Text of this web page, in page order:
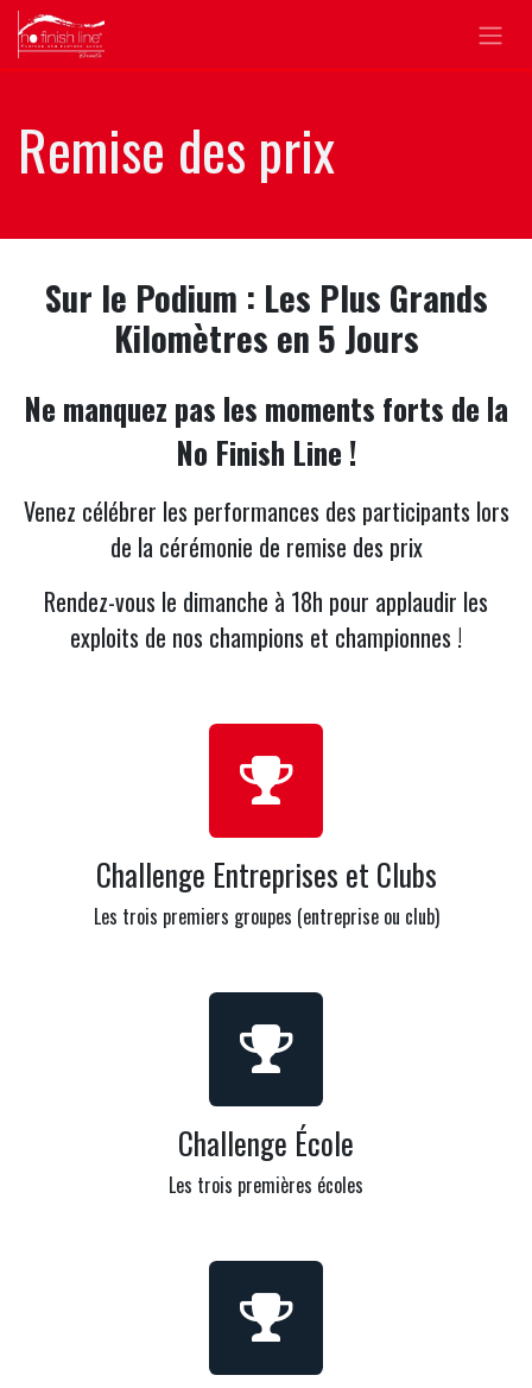
Se rendre au contenu
Remise des prix
Sur le Podium : Les Plus Grands
Kilomètres en 5 Jours
Ne manquez pas les moments forts de la
No Finish Line !
Venez célébrer les performances des participants lors
de la cérémonie de remise des prix
Rendez-vous le dimanche à 18h pour applaudir les
exploits de nos champions et championnes !​
Challenge Entreprises et Clubs
Les trois premiers groupes (entreprise ou club)
Challenge École
Les trois premières écoles